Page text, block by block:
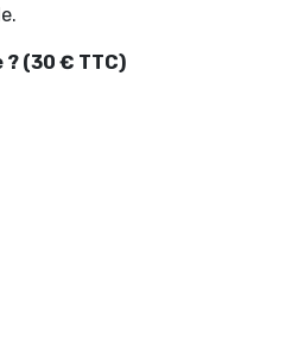
(30 € TTC)